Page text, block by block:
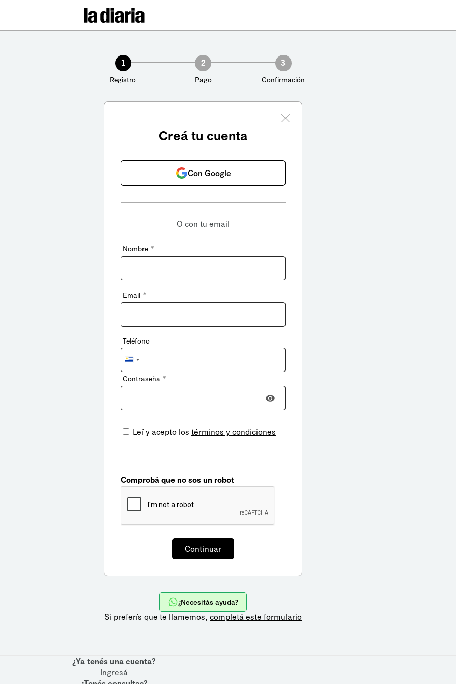
1
Registro
2
Pago
3
Confirmación
Creá tu cuenta
Con Google
O con tu email
Nombre *
Email *
Teléfono
Uruguay
+598
Contraseña *
Leí y acepto los términos y condiciones
Comprobá que no sos un robot
¿Necesitás ayuda?
Si preferís que te llamemos, completá este formulario
¿Ya tenés una cuenta?
Ingresá